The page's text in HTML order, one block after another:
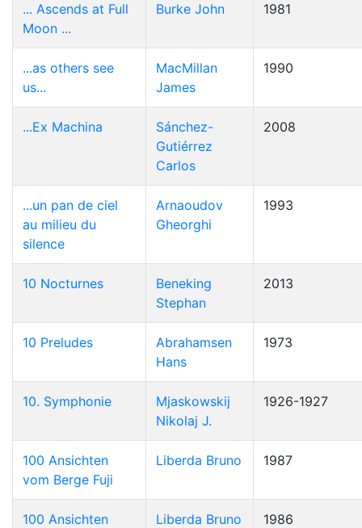
... Ascends at Full
Moon ...
Burke John 1981
...as others see
us...
MacMillan
James
1990
...Ex Machina
Sánchez-
Gutiérrez
Carlos
2008
...un pan de ciel
au milieu du
silence
Arnaoudov
Gheorghi
1993
10 Nocturnes
Beneking
Stephan
2013
10 Preludes
Abrahamsen
Hans
1973
10. Symphonie
Mjaskowskij
Nikolaj J.
1926-1927
100 Ansichten
vom Berge Fuji
Liberda Bruno 1987
100 Ansichten
Liberda Bruno 1986